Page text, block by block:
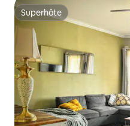
Superhôte
Superhôte